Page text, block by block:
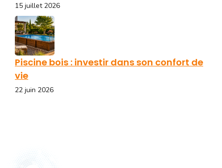
15 juillet 2026
Piscine bois : investir dans son confort de
vie
22 juin 2026